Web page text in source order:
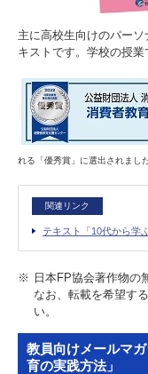
主に高校生向けのパー
キストです。学校の授業
れる「優秀賞」に選出されました
関連リンク
テキスト「10代から学
※
日本FP協会著作物の
なお、転載を希望す
い。
教員向けメールマ
育の実践方法」